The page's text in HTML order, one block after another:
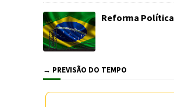
Reforma Política
→ PREVISÃO DO TEMPO